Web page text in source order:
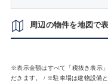
周辺の物件を地図で
※表示金額はすべて「税抜き表示
だきます。 / ※駐車場は建物設備